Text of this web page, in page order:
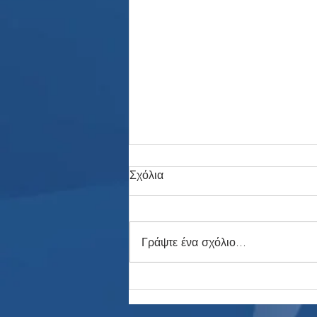
Κέρδος και η Επόμενη Μέρα!
Σχόλια
Γράψτε ένα σχόλιο...